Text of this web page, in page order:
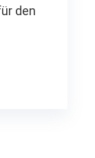
den